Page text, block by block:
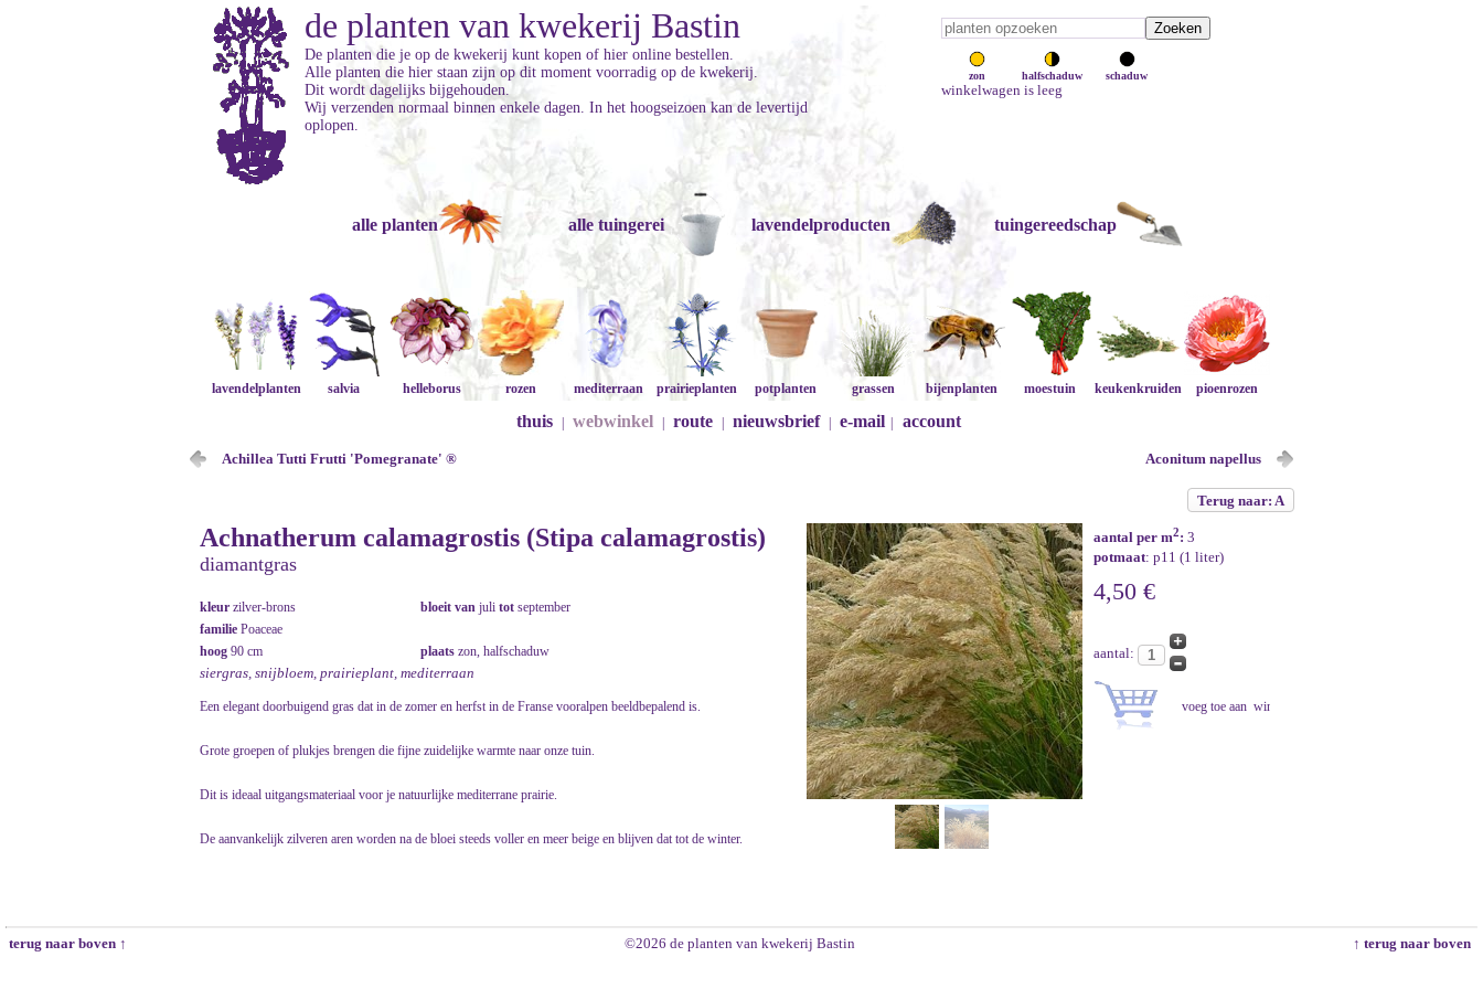
zon halfschaduw schaduw
winkelwagen is leeg
de planten van kwekerij Bastin
De planten die je op de kwekerij kunt kopen of hier online bestellen.
Alle planten die hier staan zijn op dit moment voorradig op de kwekerij.
Dit wordt dagelijks bijgehouden.
Wij verzenden normaal binnen enkele dagen. In het hoogseizoen kan de levertijd
oplopen.
alle planten alle tuingerei lavendelproducten tuingereedschap
lavendelplanten salvia helleborus rozen mediterraan prairieplanten potplanten grassen bijenplanten moestuin keukenkruiden pioenrozen
thuis webwinkel route nieuwsbrief e-mail account
Achillea Tutti Frutti 'Pomegranate' ® Aconitum napellus
Terug naar: A
Achnatherum calamagrostis (Stipa calamagrostis)
diamantgras
kleur zilver-brons bloeit van juli tot september
familie Poaceae
hoog 90 cm plaats zon, halfschaduw
siergras, snijbloem, prairieplant, mediterraan
Een elegant doorbuigend gras dat in de zomer en herfst in de Franse vooralpen beeldbepalend is.
Grote groepen of plukjes brengen die fijne zuidelijke warmte naar onze tuin.
Dit is ideaal uitgangsmateriaal voor je natuurlijke mediterrane prairie.
De aanvankelijk zilveren aren worden na de bloei steeds voller en meer beige en blijven dat tot de winter.
aantal per m2: 3
potmaat: p11 (1 liter)
4,50 €
aantal:
terug naar boven ↑ ©2026 de planten van kwekerij Bastin ↑ terug naar boven